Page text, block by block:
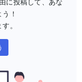
に投稿して、あな
！
。